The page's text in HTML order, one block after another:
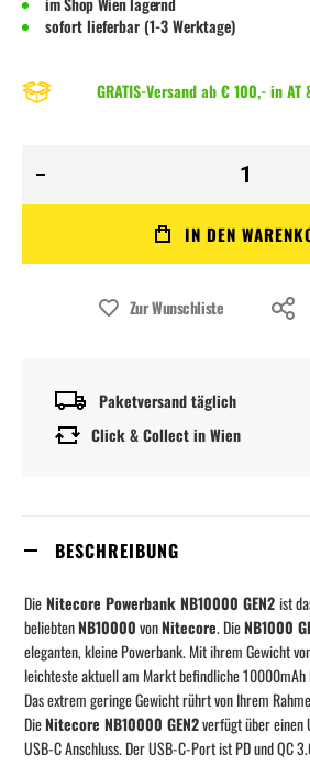
sofort lieferbar (1-3 Werktage)
GRATIS-Versand ab € 100,- in AT
IN DEN
Zur Wunschliste
Paketversand täglich
Click & Collect in Wien
BESCHREIBUNG
DieNitecore Powerbank NB10000 GEN2ist
beliebtenNB10000vonNitecore. DieNB1000
eleganten, kleine Powerbank. Mit ihrem Gewicht
leichteste aktuell am Markt befindliche 10000mAh
Das extrem geringe Gewicht rührt von Ihrem
DieNitecore NB10000 GEN2verfügt über einen
USB-C Anschluss. Der USB-C-Port ist PD und QC